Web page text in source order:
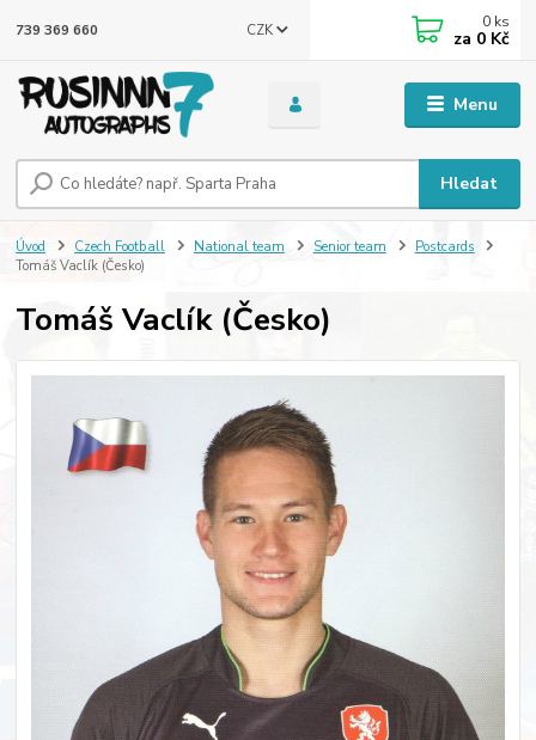
Menu
CZK
Hledat
739 369 660 0 ks
za 0 Kč
Úvod Czech Football National team Senior team
Postcards
Tomáš Vaclík (Česko)
Tomáš Vaclík (Česko)